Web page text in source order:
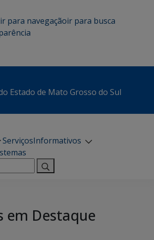
ir para navegaçãoir para busca
Estado de Mato Grosso do Sul
ServiçosInformativos
em Destaque